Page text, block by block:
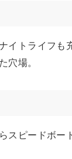
イトライフも
穴場。
スピードボー